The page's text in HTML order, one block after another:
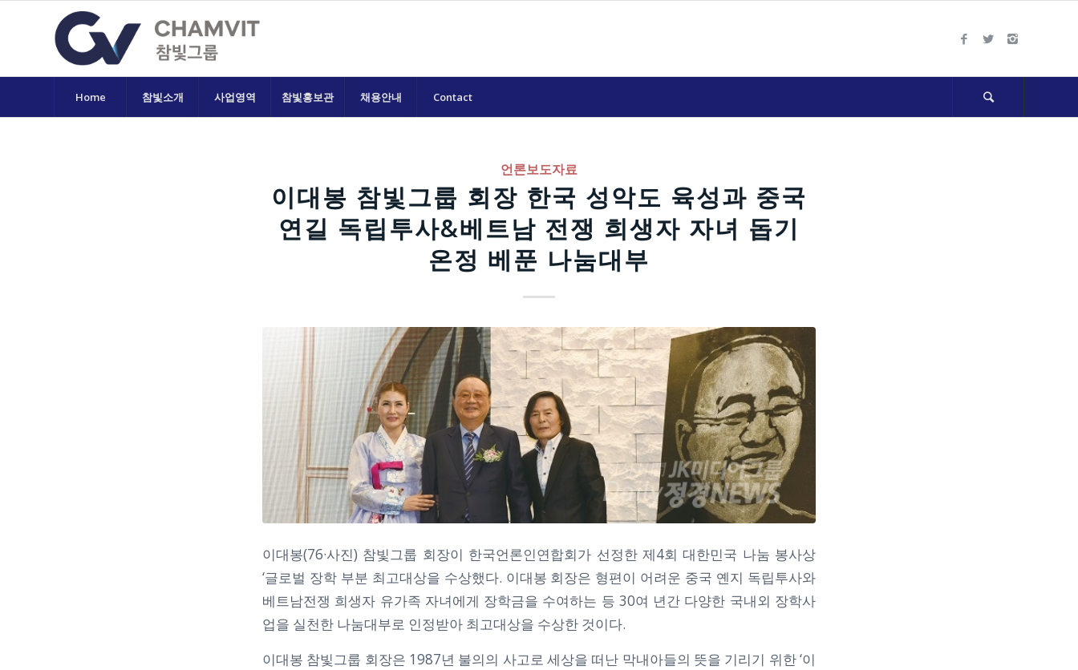
Home 참빛소개 사업영역 참빛홍보관 채용안내 Contact
언론보도자료
이대봉 참빛그룹 회장 한국 성악도 육성과 중국
연길 독립투사&베트남 전쟁 희생자 자녀 돕기
온정 베푼 나눔대부
이대봉(76·사진) 참빛그룹 회장이 한국언론인연합회가 선정한 제4회 대한민국 나눔 봉사상
‘글로벌 장학 부분 최고대상을 수상했다. 이대봉 회장은 형편이 어려운 중국 옌지 독립투사와
베트남전쟁 희생자 유가족 자녀에게 장학금을 수여하는 등 30여 년간 다양한 국내외 장학사
업을 실천한 나눔대부로 인정받아 최고대상을 수상한 것이다.
이대봉 참빛그룹 회장은 1987년 불의의 사고로 세상을 떠난 막내아들의 뜻을 기리기 위한 ‘이